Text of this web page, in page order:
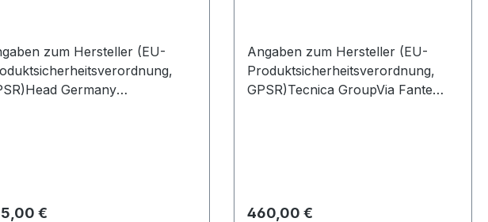
zum Hersteller (EU-
Germany
Preis:
€
Angaben zum Hersteller (EU-
Produktsicherheitsverordnung,
GPSR)Tecnica GroupVia Fante
Regulärer Preis:
460,00 €